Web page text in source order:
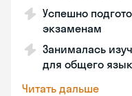
Успешно
экзаменам
Занималась
для общего
Читать дальше